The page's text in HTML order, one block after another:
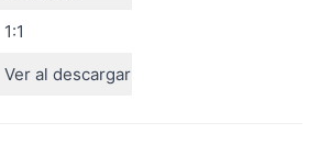
1:1
Ver al descargar